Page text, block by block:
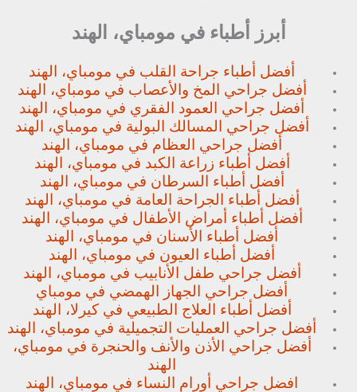
أبرز أطباء في مومباي، الهند
أفضل أطباء جراحة القلب في مومباي، الهند
أفضل جراحي المخ والأعصاب في مومباي، الهند
أفضل جراحي العمود الفقري في مومباي، الهند
أفضل جراحي المسالك البولية في مومباي، الهند
أفضل جراحي العظام في مومباي، الهند
أفضل أطباء زراعة الكبد في مومباي، الهند
أفضل أطباء السرطان في مومباي، الهند
أفضل أطباء الجراحة العامة في مومباي، الهند
أفضل أطباء أمراض الأطفال في مومباي، الهند
أفضل أطباء الأسنان في مومباي، الهند
أفضل أطباء العيون في مومباي، الهند
أفضل جراحي طفل الأنابيب في مومباي، الهند
أفضل جراحي الجهاز الهمضي في مومباي
أفضل أطباء العلاج الطبيعي في كيرلا، الهند
أفضل جراحي العمليات التجميلية في مومباي، الهند
أفضل جراحي الأذن والأنف والحنجرة في مومباي،
الهند
افضل جراحي أورام النساء في مومباي، الهند